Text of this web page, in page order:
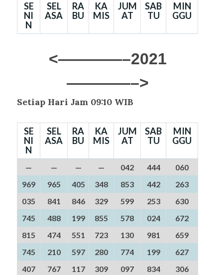
SE
NI
N
SEL
ASA
RA
BU
KA
MIS
JUM
AT
SAB
TU
MIN
GGU
<————–2021
————–>
Setiap Hari Jam 09:10 WIB
SE
NI
N
SEL
ASA
RA
BU
KA
MIS
JUM
AT
SAB
TU
MIN
GGU
— — — — 042 444
060
969
965 405 348 853 442
263
035
841 846 329 599 253
630
745
488 199 855 578 024
672
815
474 551 723 130 981
659
745
210 597 280 774 199
627
407
767 117 309 097 834
306